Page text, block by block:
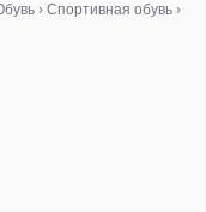
› Спортивная обувь ›